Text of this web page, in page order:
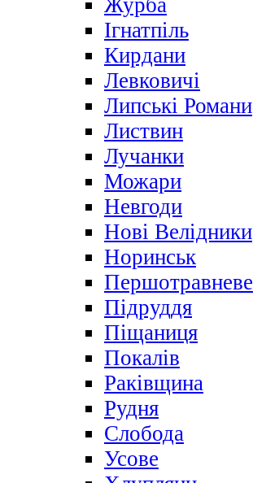
Журба
Ігнатпіль
Кирдани
Левковичі
Липські Романи
Листвин
Лучанки
Можари
Невгоди
Нові Велідники
Норинськ
Першотравневе
Підруддя
Піщаниця
Покалів
Раківщина
Рудня
Слобода
Усове